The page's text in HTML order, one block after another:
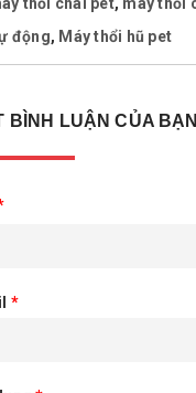
động, Máy thổi hũ pet
BÌNH LUẬN CỦA
*